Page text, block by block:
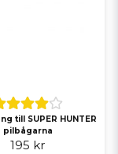
till SUPER HUNTER
pilbågarna
195 kr